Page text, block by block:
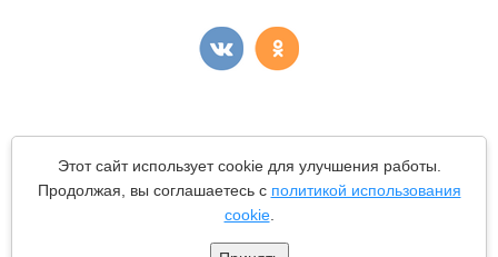
Copyright © "КартоФан"- сайт о картошке.
Все материалы данного сайта являются объектами авторского
права (в том числе дизайн). Запрещается копирование,
распространение (в том числе путем копирования на другие
Этот сайт использует cookie для улучшения работы.
Продолжая, вы соглашаетесь с политикой использования
cookie.